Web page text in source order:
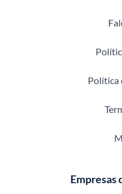
Política
Empresas